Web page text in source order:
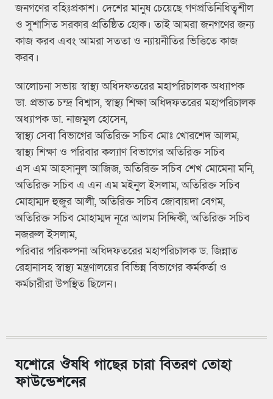
জনগণের বহিঃপ্রকাশ। দেশের মানুষ চেয়েছে গণপ্রতিনিধিত্বশীল
ও সুশাসিত সরকার প্রতিষ্ঠিত হোক। তাই আমরা জনগণের জন্য
কাজ করব এবং আমরা সততা ও ন্যায়নীতির ভিত্তিতে কাজ
করব।
আলোচনা সভায় স্বাস্থ্য অধিদফতরের মহাপরিচালক অধ্যাপক
ডা. প্রভাত চন্দ্র বিশ্বাস, স্বাস্থ্য শিক্ষা অধিদফতরের মহাপরিচালক
অধ্যাপক ডা. নাজমুল হোসেন,
স্বাস্থ্য সেবা বিভাগের অতিরিক্ত সচিব মোঃ খোরশেদ আলম,
স্বাস্থ্য শিক্ষা ও পরিবার কল্যাণ বিভাগের অতিরিক্ত সচিব
এস এম আহসানুল আজিজ, অতিরিক্ত সচিব শেখ মোমেনা মনি,
অতিরিক্ত সচিব এ এন এম মইনুল ইসলাম, অতিরিক্ত সচিব
মোহাম্মদ হুজুর আলী, অতিরিক্ত সচিব জোবায়দা বেগম,
অতিরিক্ত সচিব মোহাম্মদ নূরে আলম সিদ্দিকী, অতিরিক্ত সচিব
নজরুল ইসলাম,
পরিবার পরিকল্পনা অধিদফতরের মহাপরিচালক ড. জিন্নাত
রেহানাসহ স্বাস্থ্য মন্ত্রণালয়ের বিভিন্ন বিভাগের কর্মকর্তা ও
কর্মচারীরা উপস্থিত ছিলেন।
যশোরে ঔষধি গাছের চারা বিতরণ তোহা
ফাউন্ডেশনের